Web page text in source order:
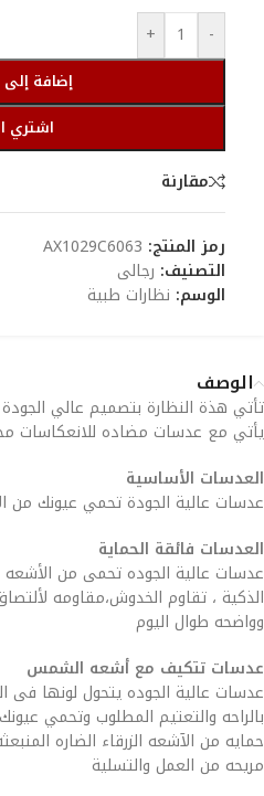
-
+
إضافة
اشتري
مقارنة
رمز المنتج: AX1029C6063
التصنيف: رجالى
الوسم: نظارات طبية
الوصف
تأتي هذة النظارة بتصميم عالي
يأتي مع عدسات مضاده للانعكاسات
العدسات الأساسية
عدسات عالية الجودة تحمي عيونك من
العدسات فائقة الحماية
عدسات عالية الجوده تحمى من الأشعه
الذكية ، تقاوم الخدوش،مقاومه
وواضحه طوال اليوم
عدسات تتكيف مع أشعه الشمس
عدسات عالية الجوده يتحول لونها
بالراحه والتعتيم المطلوب وتحمي
حمايه من الآشعه الزرقاء الضاره
مريحه من العمل والتسلية